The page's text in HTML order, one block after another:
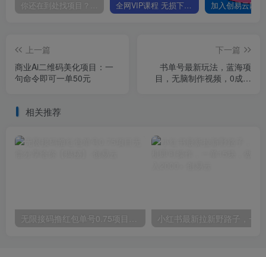
你还在到处找项目？还在当韭菜？我靠卖项目一个月收入5万+，曾经我也是个失败者。 全网VIP课程 无损下载~
上一篇
商业Ai二维码美化项目：一
句命令即可一单50元
下一篇
书单号最新玩法，蓝海项
目，无脑制作视频，0成本
相关推荐
无限接码撸红包单号0.75项目无偿分享给你【揭秘】